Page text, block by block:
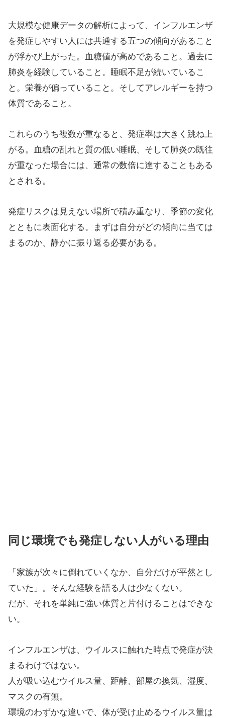
大規模な健康データの解析によって、インフルエンザ
を発症しやすい人には共通する五つの傾向があること
が浮かび上がった。血糖値が高めであること。過去に
肺炎を経験していること。睡眠不足が続いているこ
と。栄養が偏っていること。そしてアレルギーを持つ
体質であること。
これらのうち複数が重なると、発症率は大きく跳ね上
がる。血糖の乱れと質の低い睡眠、そして肺炎の既往
が重なった場合には、通常の数倍に達することもある
とされる。
発症リスクは見えない場所で積み重なり、季節の変化
とともに表面化する。まずは自分がどの傾向に当ては
まるのか、静かに振り返る必要がある。
同じ環境でも発症しない人がいる理由
「家族が次々に倒れていくなか、自分だけが平然とし
ていた」。そんな経験を語る人は少なくない。
だが、それを単純に強い体質と片付けることはできな
い。
インフルエンザは、ウイルスに触れた時点で発症が決
まるわけではない。
人が吸い込むウイルス量、距離、部屋の換気、湿度、
マスクの有無。
環境のわずかな違いで、体が受け止めるウイルス量は